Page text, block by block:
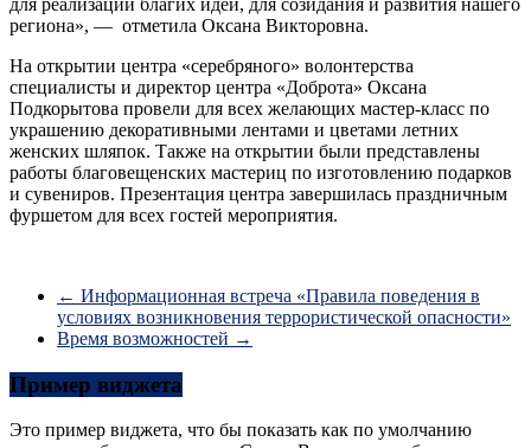
региона», — отметила Оксана Викторовна.
На открытии центра «серебряного» волонтерства
специалисты и директор центра «Доброта» Оксана
Подкорытова провели для всех желающих мастер-класс по
украшению декоративными лентами и цветами летних
женских шляпок. Также на открытии были представлены
работы благовещенских мастериц по изготовлению подарков
и сувениров. Презентация центра завершилась праздничным
фуршетом для всех гостей мероприятия.
← Информационная встреча «Правила поведения в
условиях возникновения террористической опасности»
Время возможностей →
Пример виджета
Это пример виджета, что бы показать как по умолчанию